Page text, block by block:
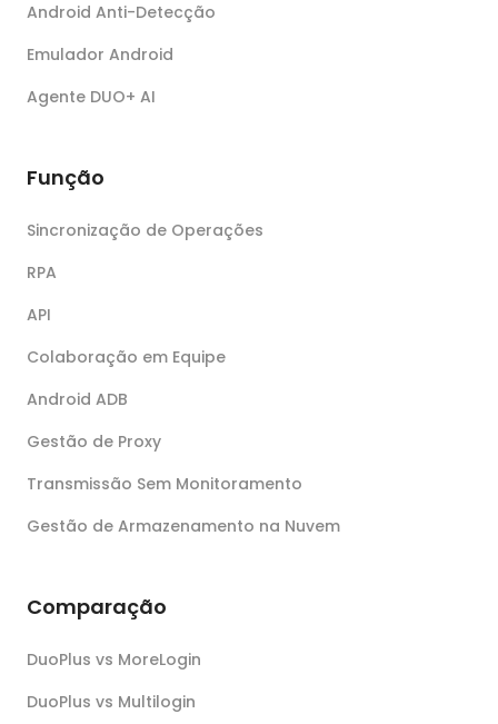
Android Anti-Detecção
Emulador Android
Agente DUO+ AI
Função
Sincronização de Operações
RPA
API
Colaboração em Equipe
Android ADB
Gestão de Proxy
Transmissão Sem Monitoramento
Gestão de Armazenamento na Nuvem
Comparação
DuoPlus vs MoreLogin
DuoPlus vs Multilogin